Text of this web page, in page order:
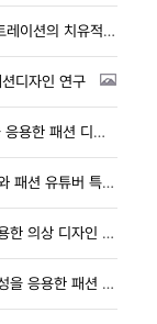
[21권3호] SNS 기반 감성 패션 일러스트레이션의 치유적 표현
디자인 연구
[21권2호] 호안 미로의 후기 회화 작품을 응용한 패션 디자인 연구
[21권2호] 패션 유튜버의 동영상 콘텐츠와 패션 유튜버 특성과의 관계 연구
[21권2호] 저고리의 디자인적 특징을 응용한 의상 디자인 제안
[21권2호] 옵티컬 일루젼의 시지각적 특성을 응용한 패션 디자인 연구